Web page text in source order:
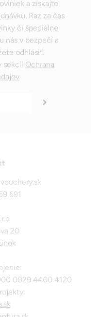
a získajte
Raz za čas
či špeciálne
nás v bezpečí a
odhlásiť.
sekcii Ochrana
691
20
0029 4400 4120